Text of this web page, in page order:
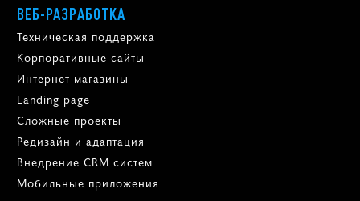
ВЕБ-РАЗРАБОТКА
Техническая поддержка
Корпоративные сайты
Интернет-магазины
Landing page
Сложные проекты
Редизайн и адаптация
Внедрение CRM систем
Мобильные приложения